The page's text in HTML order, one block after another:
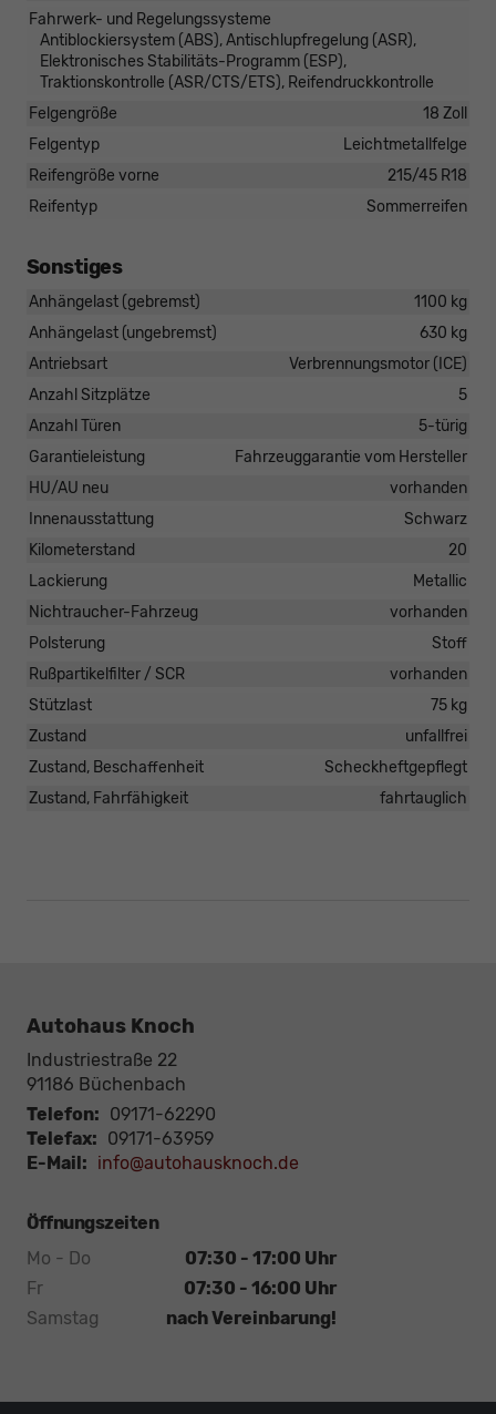
Fahrwerk- und Regelungssysteme
Antiblockiersystem (ABS), Antischlupfregelung (ASR),
Elektronisches Stabilitäts-Programm (ESP),
Traktionskontrolle (ASR/CTS/ETS), Reifendruckkontrolle
Felgengröße
18 Zoll
Felgentyp
Leichtmetallfelge
Reifengröße vorne
215/45 R18
Reifentyp
Sommerreifen
Sonstiges
Anhängelast (gebremst)
1100 kg
Anhängelast (ungebremst)
630 kg
Antriebsart
Verbrennungsmotor (ICE)
Anzahl Sitzplätze
5
Anzahl Türen
5-türig
Garantieleistung
Fahrzeuggarantie vom Hersteller
HU/AU neu
vorhanden
Innenausstattung
Schwarz
Kilometerstand
20
Lackierung
Metallic
Nichtraucher-Fahrzeug
vorhanden
Polsterung
Stoff
Rußpartikelfilter / SCR
vorhanden
Stützlast
75 kg
Zustand
unfallfrei
Zustand, Beschaffenheit
Scheckheftgepflegt
Zustand, Fahrfähigkeit
fahrtauglich
Autohaus Knoch
Industriestraße 22
91186 Büchenbach
Telefon: 09171-62290
Telefax: 09171-63959
E-Mail: info@autohausknoch.de
Öffnungszeiten
Mo - Do
07:30 - 17:00 Uhr
Fr
07:30 - 16:00 Uhr
Samstag
nach Vereinbarung!